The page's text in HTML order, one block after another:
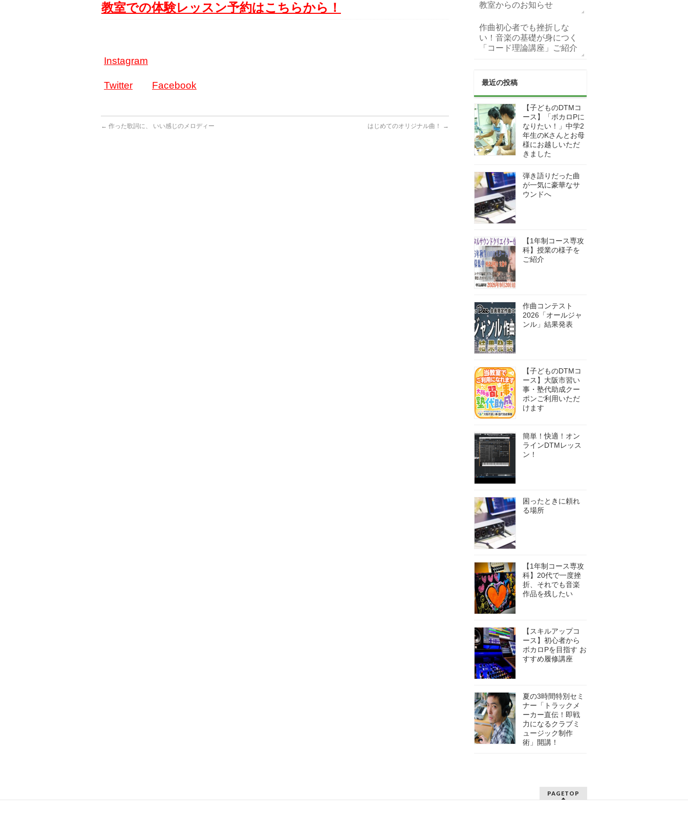
教室での体験レッスン予約はこちらから！
Instagram
Twitter Facebook
← 作った歌詞に、 いい感じのメロディー はじめてのオリジナル曲！ →
教室からのお知らせ
作曲初心者でも挫折しな
い！音楽の基礎が身につく
「コード理論講座」ご紹介
最近の投稿
【子どものDTMコ
ース】「ボカロPに
なりたい！」中学2
年生のKさんとお母
様にお越しいただ
きました
弾き語りだった曲
が一気に豪華なサ
ウンドへ
【1年制コース専攻
科】授業の様子を
ご紹介
作曲コンテスト
2026「オールジャ
ンル」結果発表
【子どものDTMコ
ース】大阪市習い
事・塾代助成クー
ポンご利用いただ
けます
簡単！快適！オン
ラインDTMレッス
ン！
困ったときに頼れ
る場所
【1年制コース専攻
科】20代で一度挫
折、それでも音楽
作品を残したい
【スキルアップコ
ース】初心者から
ボカロPを目指す お
すすめ履修講座
夏の3時間特別セミ
ナー「トラックメ
ーカー直伝！即戦
力になるクラブミ
ュージック制作
術」開講！
PAGETOP